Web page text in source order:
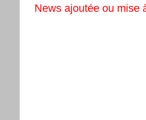
News ajoutée ou mise